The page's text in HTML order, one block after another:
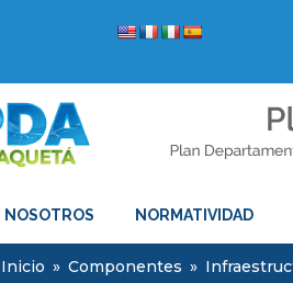
NOSOTROS NORMATIVIDAD
Inicio » Componentes »